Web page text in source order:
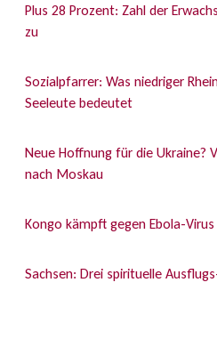
Plus 28 Prozent: Zahl der
zu
Sozialpfarrer: Was niedriger
Seeleute bedeutet
Neue Hoffnung für die Ukraine?
nach Moskau
Kongo kämpft gegen Ebola-
Sachsen: Drei spirituelle